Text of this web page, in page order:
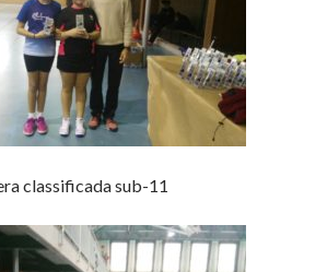
classificada sub-11